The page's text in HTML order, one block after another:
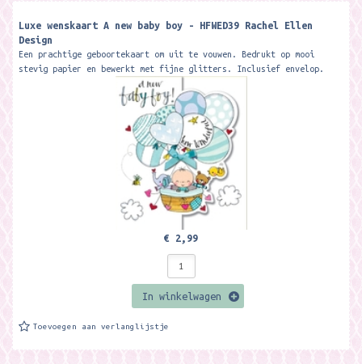
Luxe wenskaart A new baby boy - HFWED39 Rachel Ellen
Design
Een prachtige geboortekaart om uit te vouwen. Bedrukt op mooi
stevig papier en bewerkt met fijne glitters. Inclusief envelop.
€ 2,99
In winkelwagen
Toevoegen aan verlanglijstje